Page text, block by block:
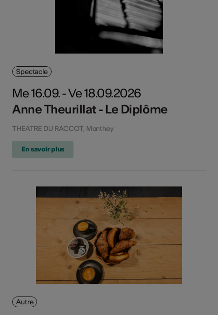
Spectacle
Me 16.09. - Ve 18.09.2026
Anne Theurillat - Le Diplôme
THEATRE DU RACCOT, Monthey
En savoir plus
Autre